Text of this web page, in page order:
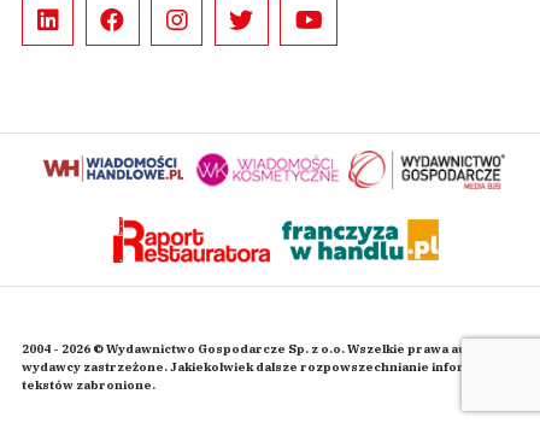
2004 - 2026 © Wydawnictwo Gospodarcze Sp. z o.o. Wszelkie prawa autorskie
wydawcy zastrzeżone. Jakiekolwiek dalsze rozpowszechnianie informacji i
tekstów zabronione.